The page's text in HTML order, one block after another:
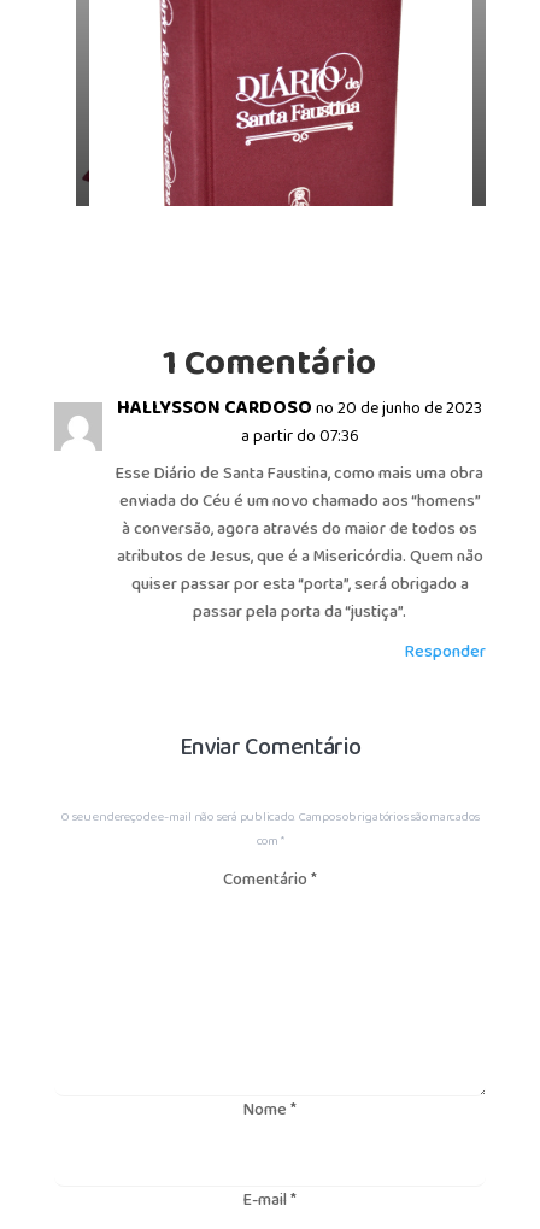
teve uma edição com
capa dura.
~ CONHEÇA NOSSO LEQUE DE PRODUTOS:
1 Comentário
HALLYSSON CARDOSO no 20 de junho de 2023
a partir do 07:36
Esse Diário de Santa Faustina, como mais uma obra
enviada do Céu é um novo chamado aos “homens”
à conversão, agora através do maior de todos os
atributos de Jesus, que é a Misericórdia. Quem não
quiser passar por esta “porta”, será obrigado a
passar pela porta da “justiça”.
Responder
Enviar Comentário
O seu endereço de e-mail não será publicado. Campos obrigatórios são marcados
com*
Comentário*
Nome*
E-mail*